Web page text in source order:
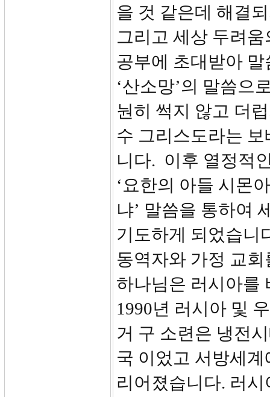
을 것 같은데 해결
그리고 세상 두려
공부에 초대받아
‘산소망’의 말씀으
눤히 썩지 않고 더
수 그리스도라는
니다. 이후 열정적
‘요한의 아들 시몬
냐’ 말씀을 통하여
기도하게 되었습니
동역자와 가정 교
하나님은 러시아를
1990년 러시아 및
거 구 소련은 냉전
국 이었고 서방세계
리어졌습니다. 러